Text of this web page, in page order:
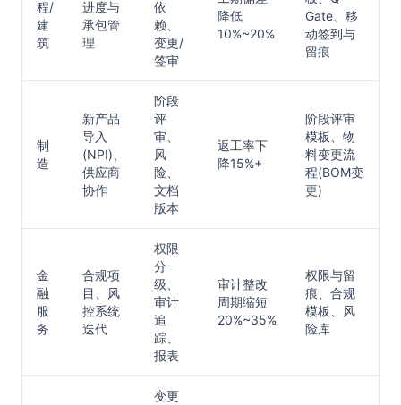
程/
建
筑
进度与
承包管
理
依
赖、
变更/
签审
降低
10%~20%
Gate、移
动签到与
留痕
制
造
新产品
导入
(NPI)、
供应商
协作
阶段
评
审、
风
险、
文档
版本
返工率下
降15%+
阶段评审
模板、物
料变更流
程(BOM变
更)
金
融
服
务
合规项
目、风
控系统
迭代
权限
分
级、
审计
追
踪、
报表
审计整改
周期缩短
20%~35%
权限与留
痕、合规
模板、风
险库
变更